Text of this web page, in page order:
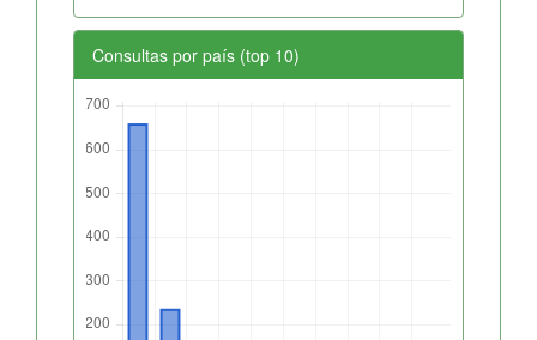
Consultas por país (top 10)